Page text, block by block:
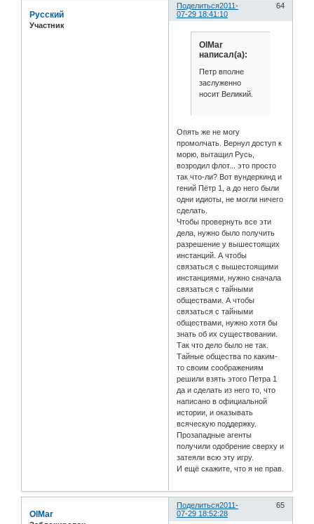
Поделиться 64
2011-
07-29 18:41:10
Русский
Участник
OlMar
написал(а):
Петр вполне
заслуженно
носит Великий.
Опять же не могу
промолчать. Вернул доступ к
морю, вытащил Русь,
возродил флот... это просто
так что-ли? Вот вундеркинд и
гений Пётр 1, а до него были
одни идиоты, не могли ничего
сделать.
Чтобы провернуть все эти
дела, нужно было получить
разрешение у вышестоящих
инстанций. А чтобы
связаться с вышестоящими
инстанциями, нужно сначала
связаться с тайными
обществами. А чтобы
связаться с тайными
обществами, нужно хотя бы
знать об их существовании.
Так что дело было не так.
Тайные общества по каким-
то своим соображениям
решили взять этого Петра 1
да и сделать из него то, что
написано в официальной
истории, и оказывать
всяческую поддержку.
Прозападные агенты
получили одобрение сверху и
затеяли всю эту игру.
И ещё скажите, что я не прав.
Поделиться 65
2011-
07-29 18:52:28
OlMar